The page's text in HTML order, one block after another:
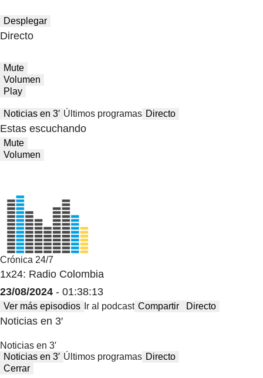
Desplegar
Directo
Mute
Volumen
Play
Noticias en 3′ Últimos programas Directo
Estas escuchando
Mute
Volumen
Crónica 24/7
1x24: Radio Colombia
23/08/2024 - 01:38:13
Ver más episodios Ir al podcast Compartir Directo
Noticias en 3′
Noticias en 3′
Noticias en 3′ Últimos programas Directo
Cerrar